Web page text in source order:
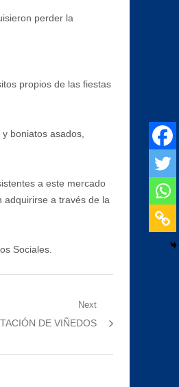
perder la
propios de las fiestas
boniatos asados,
a este mercado
adquirirse a través de la
Sociales.
Next
DE VIÑEDOS